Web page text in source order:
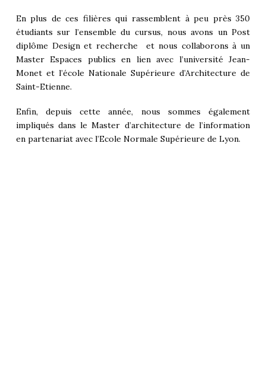
En plus de ces filières qui rassemblent à peu près 350
étudiants sur l’ensemble du cursus, nous avons un Post
diplôme Design et recherche et nous collaborons à un
Master Espaces publics en lien avec l’université Jean-
Monet et l’école Nationale Supérieure d’Architecture de
Saint-Etienne.
Enfin, depuis cette année, nous sommes également
impliqués dans le Master d’architecture de l’information
en partenariat avec l’Ecole Normale Supérieure de Lyon.